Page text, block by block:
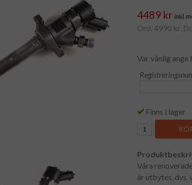
4489 kr inkl
Ord. 4990 kr.
Var vänlig ange
Finns i lager
Våra
är utbytes, dvs.